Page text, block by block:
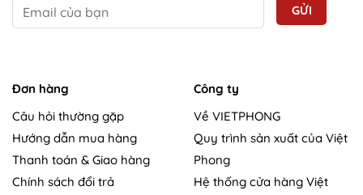
Đơn hàng
Câu hỏi thường gặp
Hướng dẫn mua hàng
Thanh toán & Giao hàng
Chính sách đổi trả
Công ty
Về VIETPHONG
Quy trình sản xuất của Việt
Phong
Hệ thống cửa hàng Việt